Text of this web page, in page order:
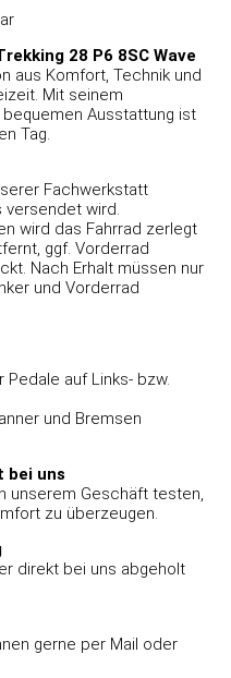
28 P6 8SC Wave
aus Komfort, Technik und
Mit seinem
Ausstattung ist
Tag.
Fachwerkstatt
wird.
wird das Fahrrad zerlegt
ggf. Vorderrad
Nach Erhalt müssen nur
und Vorderrad
auf Links- bzw.
und Bremsen
bei uns
unserem Geschäft testen,
zu überzeugen.
direkt bei uns abgeholt
gerne per Mail oder